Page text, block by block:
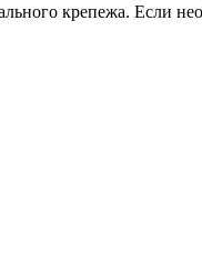
крепежа. Если